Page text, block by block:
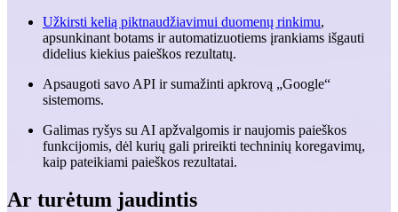
Užkirsti kelią piktnaudžiavimui duomenų rinkimu,
apsunkinant botams ir automatizuotiems įrankiams išgauti
didelius kiekius paieškos rezultatų.
Apsaugoti savo API ir sumažinti apkrovą „Google“
sistemoms.
Galimas ryšys su AI apžvalgomis ir naujomis paieškos
funkcijomis, dėl kurių gali prireikti techninių koregavimų,
kaip pateikiami paieškos rezultatai.
Ar turėtum jaudintis